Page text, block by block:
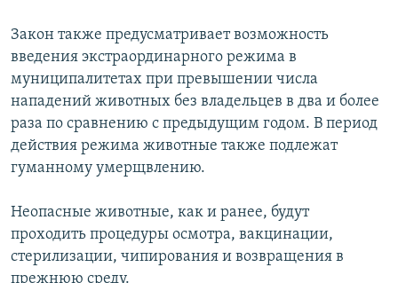
Закон также предусматривает возможность
введения экстраординарного режима в
муниципалитетах при превышении числа
нападений животных без владельцев в два и более
раза по сравнению с предыдущим годом. В период
действия режима животные также подлежат
гуманному умерщвлению.
Неопасные животные, как и ранее, будут
проходить процедуры осмотра, вакцинации,
стерилизации, чипирования и возвращения в
прежнюю среду.